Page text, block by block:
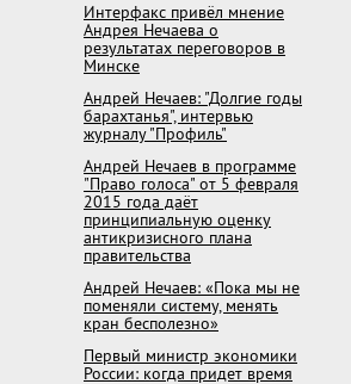
Интерфакс привёл мнение
Андрея Нечаева о
результатах переговоров в
Минске
Андрей Нечаев: "Долгие годы
барахтанья", интервью
журналу "Профиль"
Андрей Нечаев в программе
"Право голоса" от 5 февраля
2015 года даёт
принципиальную оценку
антикризисного плана
правительства
Андрей Нечаев: «Пока мы не
поменяли систему, менять
кран бесполезно»
Первый министр экономики
России: когда придет время